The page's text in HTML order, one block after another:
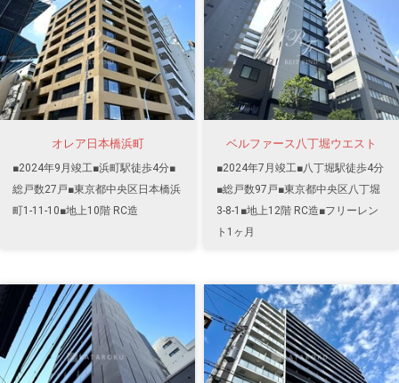
オレア日本橋浜町
■2024年9月竣工■浜町駅徒歩4分■
総戸数27戸■東京都中央区日本橋浜
町1-11-10■地上10階 RC造
ベルファース八丁堀ウエスト
■2024年7月竣工■八丁堀駅徒歩4分
■総戸数97戸■東京都中央区八丁堀
3-8-1■地上12階 RC造■フリーレン
ト1ヶ月